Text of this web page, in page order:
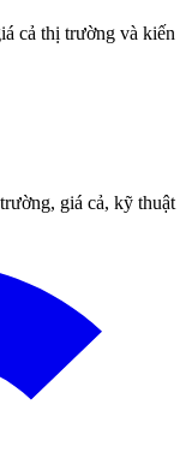
cả thị trường và kiến
giá cả, kỹ thuật